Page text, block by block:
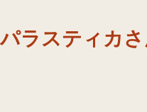
スティカさ